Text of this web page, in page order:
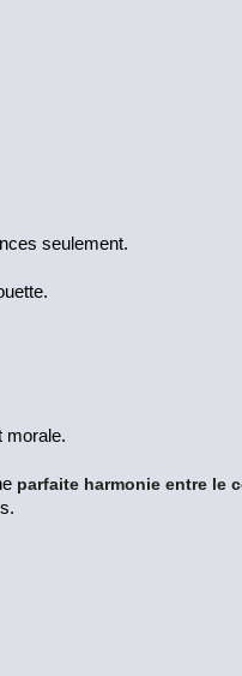
seulement.
morale.
parfaite harmonie entre le